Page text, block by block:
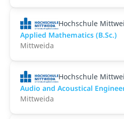
Hochschule
Applied Mathematics (B.Sc.)
Mittweida
Hochschule
Audio and Acoustical
Mittweida